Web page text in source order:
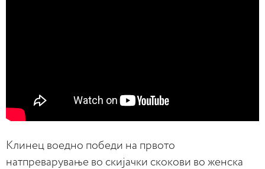
Клинец воедно победи на првото
натпреварување во скијачки скокови во женска